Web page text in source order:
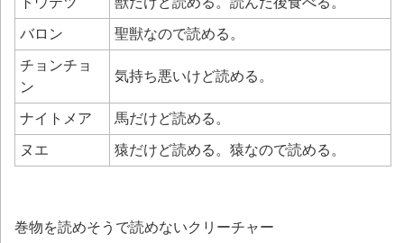
バロン 聖獣なので読める。
チョンチョ
ン
気持ち悪いけど読める。
ナイトメア 馬だけど読める。
ヌエ 猿だけど読める。猿なので読める。
巻物を読めそうで読めないクリーチャー